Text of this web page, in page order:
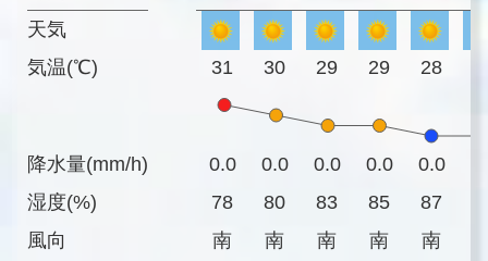
天気
気温(℃)
降水量(mm/h)
湿度(%)
風向
31 30 29 29 28
0.0 0.0 0.0 0.0 0.0
78
80 83 85 87
南
南 南 南 南